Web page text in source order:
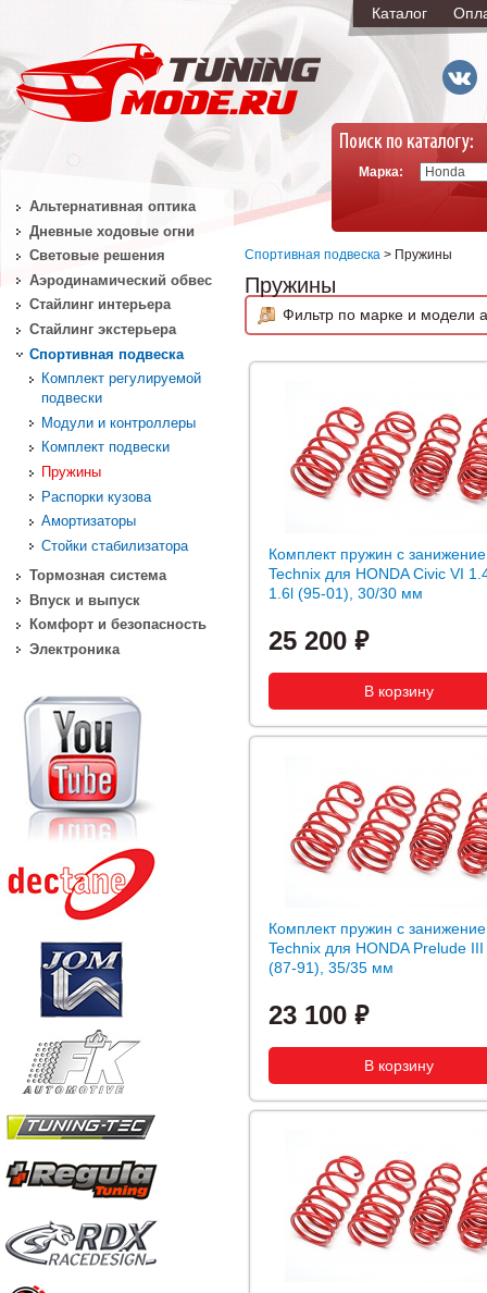
Каталог
Марка:
Спортивная подвеска > Пружины
Пружины
Фильтр по марке и модели
Комплект пружин с
Technix для HONDA Civic VI
1.6l (95-01), 30/30 мм
25 200
Комплект пружин с
Technix для HONDA Prelude
(87-91), 35/35 мм
23 100
Альтернативная оптика
Дневные ходовые огни
Световые решения
Аэродинамический обвес
Стайлинг интерьера
Стайлинг экстерьера
Спортивная подвеска
Комплект регулируемой
подвески
Модули и контроллеры
Комплект подвески
Пружины
Распорки кузова
Амортизаторы
Стойки стабилизатора
Тормозная система
Впуск и выпуск
Комфорт и безопасность
Электроника